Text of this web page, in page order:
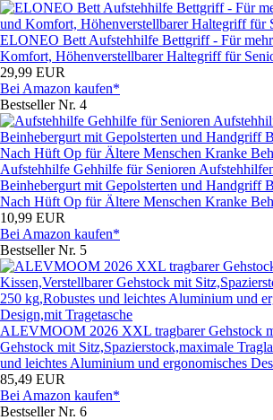
ELONEO Bett Aufstehhilfe Bettgriff - Für
Komfort, Höhenverstellbarer Haltegriff für
29,99 EUR
Bei Amazon kaufen*
Bestseller Nr. 4
Aufstehhilfe Gehhilfe für Senioren
Beinhebergurt mit Gepolsterten und Handgriff
Nach Hüft Op für Ältere Menschen Kranke
10,99 EUR
Bei Amazon kaufen*
Bestseller Nr. 5
ALEVMOOM 2026 XXL tragbarer Gehstock
Gehstock mit Sitz,Spazierstock,maximale
und leichtes Aluminium und ergonomisches
85,49 EUR
Bei Amazon kaufen*
Bestseller Nr. 6